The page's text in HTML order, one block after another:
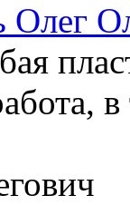
Олег